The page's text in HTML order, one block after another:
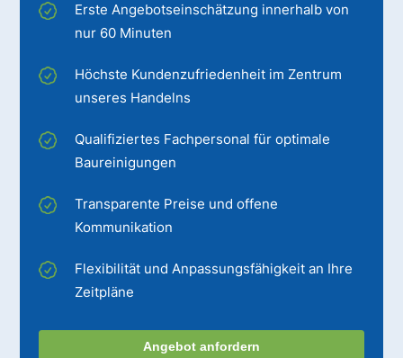
Erste Angebotseinschätzung innerhalb von
nur 60 Minuten
Höchste Kundenzufriedenheit im Zentrum
unseres Handelns
Qualifiziertes Fachpersonal für optimale
Baureinigungen
Transparente Preise und offene
Kommunikation
Flexibilität und Anpassungsfähigkeit an Ihre
Zeitpläne
Angebot anfordern